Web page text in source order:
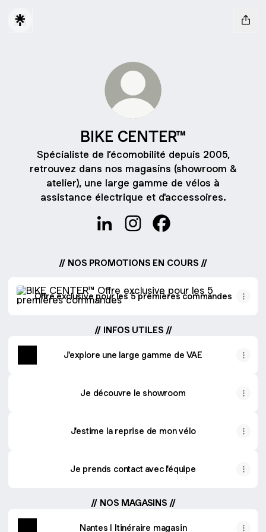
BIKE CENTER™
Spécialiste de l’écomobilité depuis 2005,
retrouvez dans nos magasins (showroom &
atelier), une large gamme de vélos à
assistance électrique et d'accessoires.
// NOS PROMOTIONS EN COURS //
Offre exclusive pour les 5 premières commandes
// INFOS UTILES //
J'explore une large gamme de VAE
Je découvre le showroom
J'estime la reprise de mon vélo
Je prends contact avec l'équipe
// NOS MAGASINS //
Nantes I Itinéraire magasin